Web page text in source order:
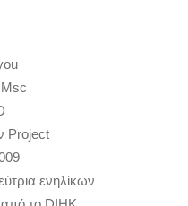
Msc
Project
ενηλίκων